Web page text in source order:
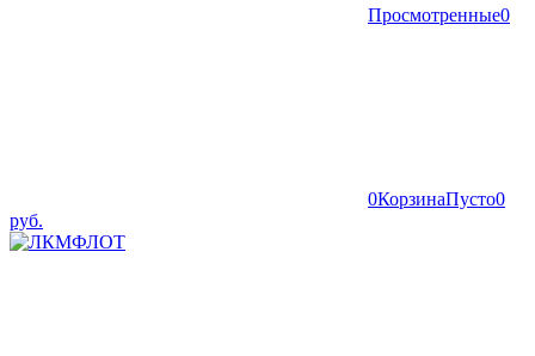
Просмотренные0
0КорзинаПусто0
руб.